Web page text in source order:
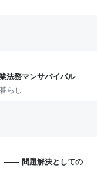
法務マンサバイバル
暮らし
―― 問題解決としての